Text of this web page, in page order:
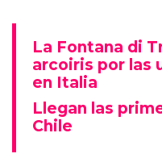
La Fontana di
arcoiris por las
en Italia
Llegan las
Chile